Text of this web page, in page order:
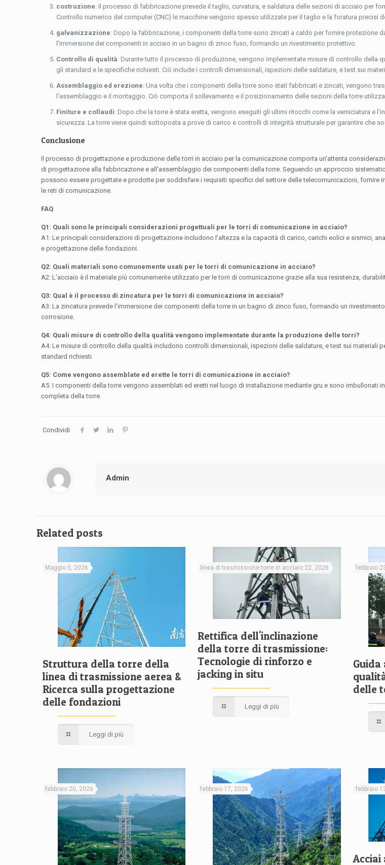
costruzione: Il processo di fabbricazione prevede il taglio, curvatura, e saldatura delle sezioni di acciaio per
Controllo numerico del computer (CNC) le macchine vengono spesso utilizzate per il taglio e la foratura precisi
galvanizzazione: Dopo la fabbricazione, i componenti della torre sono zincati a caldo per fornire protezione
l'immersione dei componenti in acciaio in un bagno di zinco fuso, formando un rivestimento protettivo.
Controllo di qualità: Durante tutto il processo di produzione, vengono implementate misure di controllo della
gli standard e le specifiche richiesti. Ciò include i controlli dimensionali, ispezioni delle saldature, e test sui
Assemblaggio ed erezione: Una volta che i componenti della torre sono stati fabbricati e zincati, vengono
l'assemblaggio e il montaggio. Ciò comporta il sollevamento e il posizionamento delle sezioni della torre
Finiture e collaudi: Dopo che la torre è stata eretta, vengono eseguiti gli ultimi ritocchi come la verniciatura e
sicurezza. La torre viene quindi sottoposta a prove di carico e controlli di integrità strutturale per garantire che
Conclusione
Il processo di progettazione e produzione delle torri in acciaio per la comunicazione comporta un'attenta
di progettazione alla fabbricazione e all'assemblaggio dei componenti della torre. Seguendo un approccio
possono essere progettate e prodotte per soddisfare i requisiti specifici del settore delle telecomunicazioni, fornire
le reti di comunicazione.
FAQ
Q1: Quali sono le principali considerazioni progettuali per le torri di comunicazione in acciaio?
A1: Le principali considerazioni di progettazione includono l'altezza e la capacità di carico, carichi eolici e sismici,
e progettazione delle fondazioni.
Q2: Quali materiali sono comunemente usati per le torri di comunicazione in acciaio?
A2: L'acciaio è il materiale più comunemente utilizzato per le torri di comunicazione grazie alla sua resistenza,
Q3: Qual è il processo di zincatura per le torri di comunicazione in acciaio?
A3: La zincatura prevede l'immersione dei componenti della torre in un bagno di zinco fuso, formando un
corrosione.
Q4: Quali misure di controllo della qualità vengono implementate durante la produzione delle torri?
A4: Le misure di controllo della qualità includono controlli dimensionali, ispezioni delle saldature, e test sui materiali
standard richiesti.
Q5: Come vengono assemblate ed erette le torri di comunicazione in acciaio?
A5: I componenti della torre vengono assemblati ed eretti nel luogo di installazione mediante gru e sono imbullonati
completa della torre.
Condividi
Admin
Related posts
Maggio 5, 2026
Struttura della torre della
linea di trasmissione aerea &
Ricerca sulla progettazione
delle fondazioni
Leggi di più
linea di trasmissione torre in acciaio 22, 2026
Rettifica dell'inclinazione
della torre di trasmissione:
Tecnologie di rinforzo e
jacking in situ
Leggi di più
febbraio
delle
febbraio 20, 2026 febbraio 17, 2026 febbraio
Acciai